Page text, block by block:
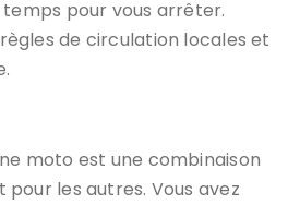
pour vous arrêter.
de circulation locales et
moto est une combinaison
les autres. Vous avez